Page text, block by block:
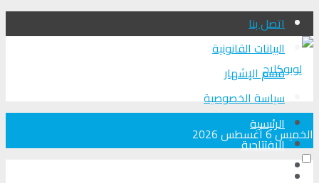
اتصل بنا
البيانات القانونية
قسم الإشهار
سياسة الخصوصية
الخميس 6 أغسطس 2026الرئيسية
الافتتاحية
الرئيسية